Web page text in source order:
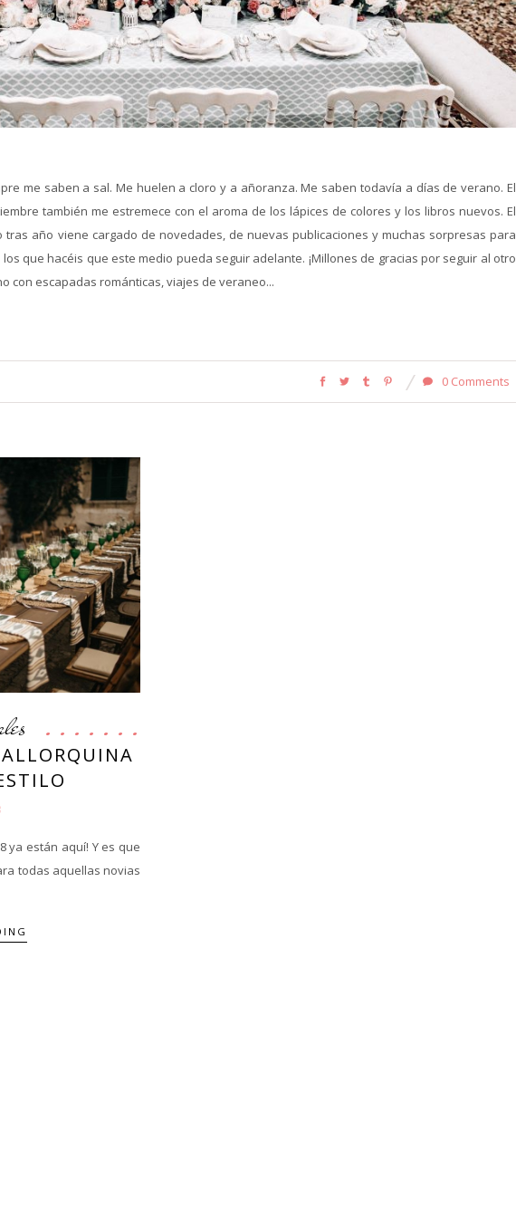
me saben a sal. Me huelen a cloro y a añoranza. Me saben todavía a días de verano. El
también me estremece con el aroma de los lápices de colores y los libros nuevos. El
año viene cargado de novedades, de nuevas publicaciones y muchas sorpresas para
que hacéis que este medio pueda seguir adelante. ¡Millones de gracias por seguir al otro
con escapadas románticas, viajes de veraneo...
0 Comments
ya están aquí! Y es que
todas aquellas novias